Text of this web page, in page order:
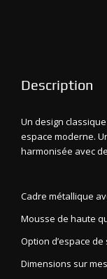
Description
Un design
espace moderne.
harmonisée avec
Cadre métallique
Mousse de haute
Option d’espace
Dimensions sur